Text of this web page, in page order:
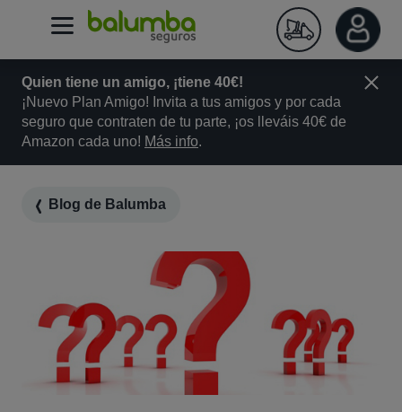
Quien tiene un amigo, ¡tiene 40€!
¡Nuevo Plan Amigo! Invita a tus amigos y por cada
seguro que contraten de tu parte, ¡os lleváis 40€ de
Amazon cada uno! Más info.
Blog de Balumba